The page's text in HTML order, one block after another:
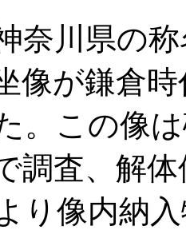
奈川県の
像が鎌倉
。この像
調査、解
り像内納